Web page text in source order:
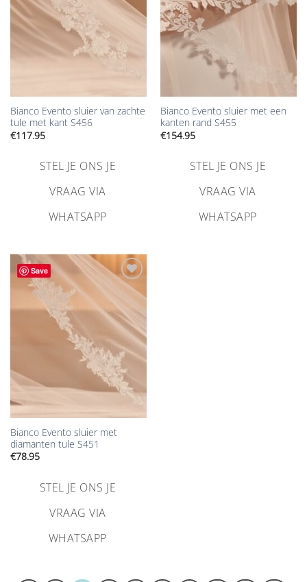
Bianco Evento sluier van zachte
tule met kant S456
€117.95
STEL JE ONS JE
VRAAG VIA
WHATSAPP
Bianco Evento sluier met een
kanten rand S455
€154.95
STEL JE ONS JE
VRAAG VIA
WHATSAPP
Save
verlanglijst
toevoegen
Bianco Evento sluier met
diamanten tule S451
€78.95
STEL JE ONS JE
VRAAG VIA
WHATSAPP